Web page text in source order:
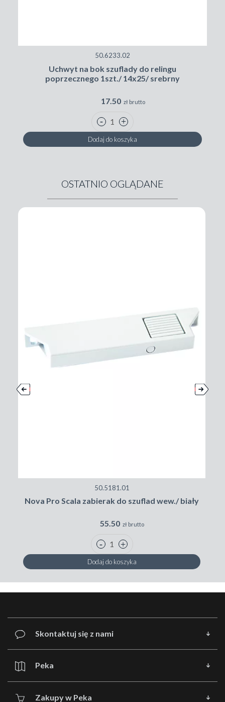
50.6233.02
Uchwyt na bok szuflady do relingu
poprzecznego 1szt./ 14x25/ srebrny
17.50 zł brutto
Dodaj do koszyka
OSTATNIO OGLĄDANE
50.5181.01
Nova Pro Scala zabierak do szuflad wew./ biały
55.50 zł brutto
Dodaj do koszyka
Skontaktuj się z nami
Peka
Zakupy w Peka